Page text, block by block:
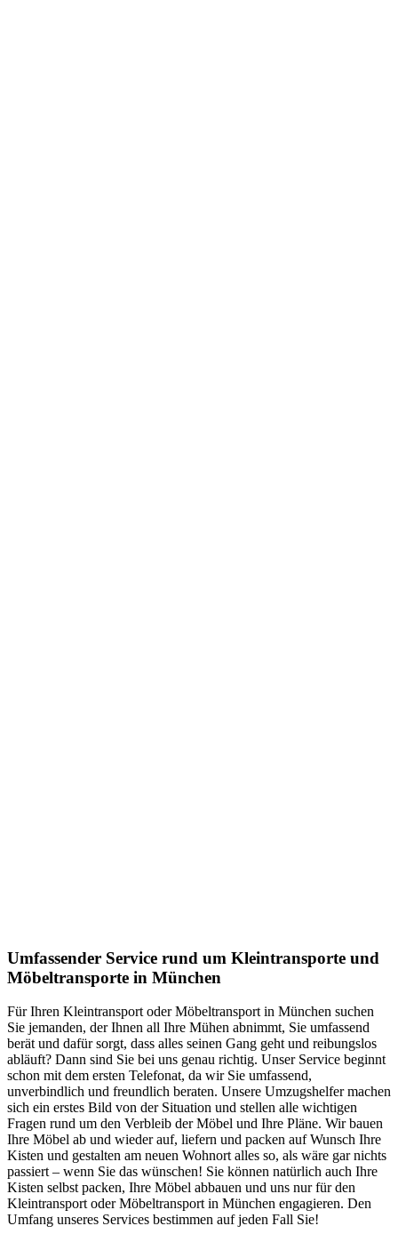
Umfassender Service rund um Kleintransporte und
Möbeltransporte in München
Für Ihren Kleintransport oder Möbeltransport in München suchen
Sie jemanden, der Ihnen all Ihre Mühen abnimmt, Sie umfassend
berät und dafür sorgt, dass alles seinen Gang geht und reibungslos
abläuft? Dann sind Sie bei uns genau richtig. Unser Service beginnt
schon mit dem ersten Telefonat, da wir Sie umfassend,
unverbindlich und freundlich beraten. Unsere Umzugshelfer machen
sich ein erstes Bild von der Situation und stellen alle wichtigen
Fragen rund um den Verbleib der Möbel und Ihre Pläne. Wir bauen
Ihre Möbel ab und wieder auf, liefern und packen auf Wunsch Ihre
Kisten und gestalten am neuen Wohnort alles so, als wäre gar nichts
passiert – wenn Sie das wünschen! Sie können natürlich auch Ihre
Kisten selbst packen, Ihre Möbel abbauen und uns nur für den
Kleintransport oder Möbeltransport in München engagieren. Den
Umfang unseres Services bestimmen auf jeden Fall Sie!